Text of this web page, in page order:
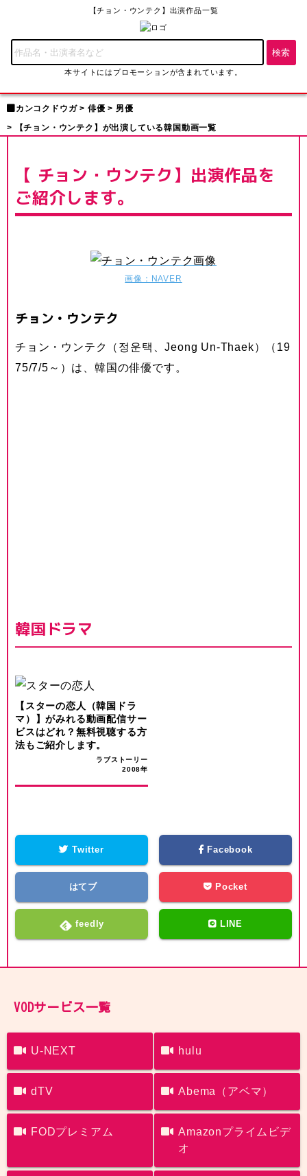
【チョン・ウンテク】出演作品一覧
本サイトにはプロモーションが含まれています。
カンコクドウガ 俳優
男優
【チョン・ウンテク】が出演している韓国動画一覧
【 チョン・ウンテク】出演作品を
ご紹介します。
画像：NAVER
チョン・ウンテク
チョン・ウンテク（정운택、Jeong Un-Thaek）（19
75/7/5～）は、韓国の俳優です。
韓国ドラマ
【スターの恋人（韓国ドラ
マ）】がみれる動画配信サー
ビスはどれ？無料視聴する方
法もご紹介します。
ラブストーリー
2008年
Twitter Facebook
はてブ Pocket
feedly LINE
VODサービス一覧
U-NEXT hulu
dTV Abema（アベマ）
FODプレミアム
Amazonプライムビデ
オ